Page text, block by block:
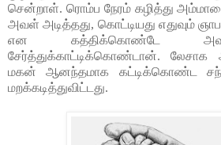
சென்றாள். ரொம்ப நேரம் கழித்து
அவள் அடித்தது, கொட்டியது எதுவும்
என கத்திக்கொண்டே
சேர்த்துக்காட்டிக்கொண்டான். லேசாக
மகன் ஆனந்தமாக கட்டிக்கொண்ட
மறக்கடித்துவிட்டது.